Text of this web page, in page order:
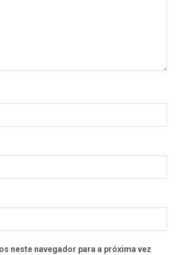
neste navegador para a próxima vez